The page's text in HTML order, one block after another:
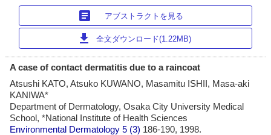
article アブストラクトを見る
download 全文ダウンロード(1.22MB)
A case of contact dermatitis due to a raincoat
Atsushi KATO, Atsuko KUWANO, Masamitu ISHII, Masa-aki
KANIWA*
Department of Dermatology, Osaka City University Medical
School, *National Institute of Health Sciences
Environmental Dermatology 5 (3) 186-190, 1998.